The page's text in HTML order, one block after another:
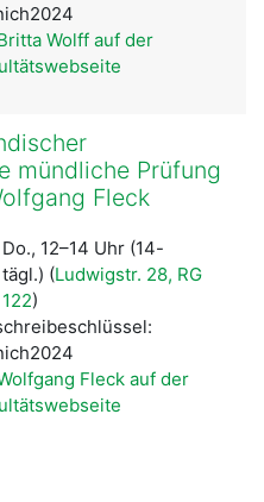
Wolff auf der
mündliche Prüfung
Fleck
Do., 12–14 Uhr (14-
tägl.) (Ludwigstr. 28, RG
122)
Fleck auf der